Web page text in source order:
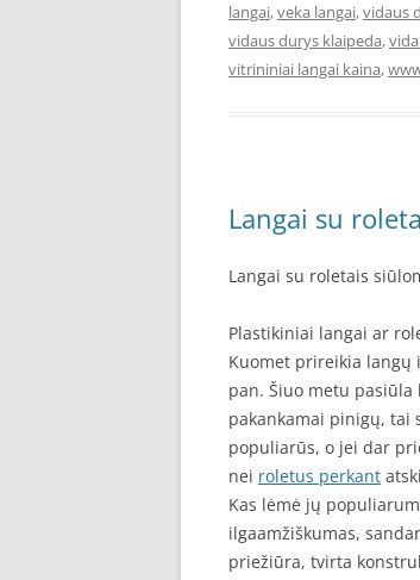
langai,veka langai,vidaus
vidaus durys klaipeda,
vitrininiai langai kaina,
Langai su
Langai su roletais
Plastikiniai langai ar
Kuomet prireikia langų
pan. Šiuo metu
pakankamai pinigų, tai
populiarūs, o jei dar
nei roletus perkant
Kas lėmė jų
ilgaamžiškumas,
priežiūra, tvirta